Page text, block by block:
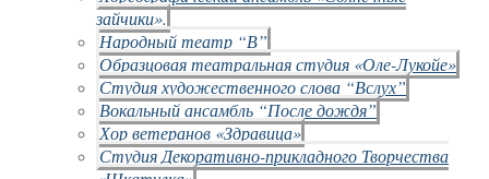
зайчики».
Народный театр “В”
Образцовая театральная студия «Оле-Лукойе»
Студия художественного слова “Вслух”
Вокальный ансамбль “После дождя”
Хор ветеранов «Здравица»
Студия Декоративно-прикладного Творчества